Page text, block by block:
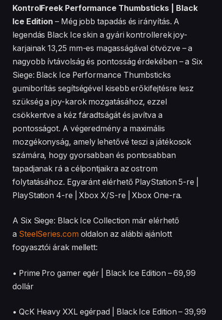
KontrolFreek Performance Thumbsticks | Black
Ice Edition – Még jobb tapadás és irányítás. A
legendás Black Ice skin a gyári kontrollerek joy-
karjainak 13,25 mm-es magasságával ötvözve – a
nagyobb ívtávolság és pontosság érdekében – a Six
Siege: Black Ice Performance Thumbsticks
gumiborítás segítségével kisebb erőkifejtésre lesz
szükség a joy-karok mozgatásához, ezzel
csökkentve a kéz fáradtságát és javítva a
pontosságot. A végeredmény a maximális
mozgékonyság, amely lehetővé teszi a játékosok
számára, hogy gyorsabban és pontosabban
tapadjanak rá a célpontjaikra az ostrom
folytatásához. Egyaránt elérhető PlayStation 5-re |
PlayStation 4-re | Xbox X/S-re | Xbox One-ra.
A Six Siege: Black Ice Collection már elérhető
a SteelSeries.comoldalon az alábbi ajánlott
fogyasztói árak mellett:
• Prime Pro gamer egér | Black Ice Edition – 69,99
dollár
• QcK Heavy XXL egérpad | Black Ice Edition – 39,99